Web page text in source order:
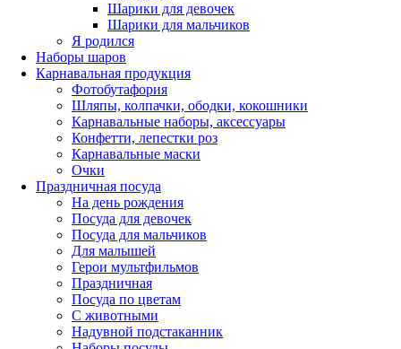
Шарики для девочек
Шарики для мальчиков
Я родился
Наборы шаров
Карнавальная продукция
Фотобутафория
Шляпы, колпачки, ободки, кокошники
Карнавальные наборы, аксессуары
Конфетти, лепестки роз
Карнавальные маски
Очки
Праздничная посуда
На день рождения
Посуда для девочек
Посуда для мальчиков
Для малышей
Герои мультфильмов
Праздничная
Посуда по цветам
С животными
Надувной подстаканник